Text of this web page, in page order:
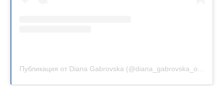
Публикация от Diana Gabrovska (@diana_gabrovska_official)